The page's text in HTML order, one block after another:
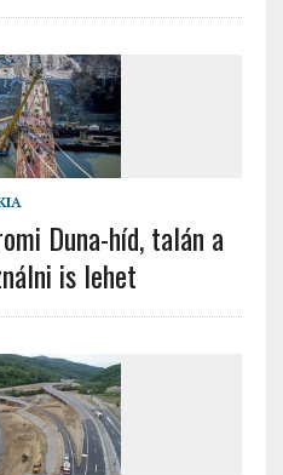
Duna-híd, talán a
is lehet